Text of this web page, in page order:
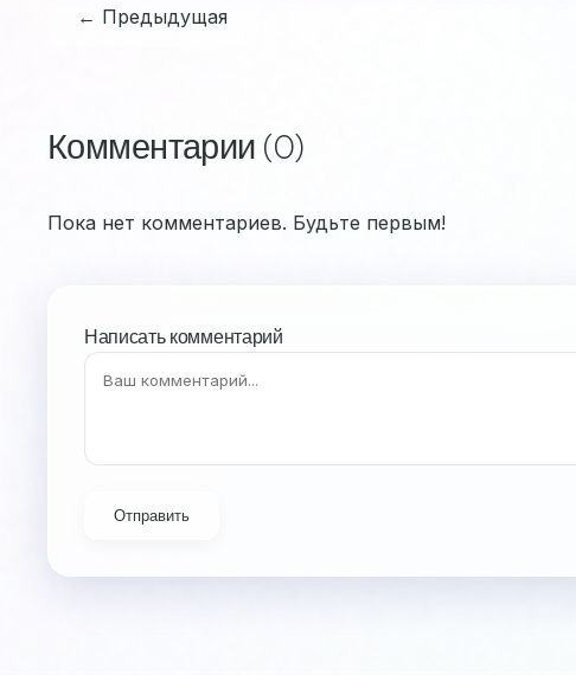
← Предыдущая
Комментарии (0)
Пока нет комментариев. Будьте первым!
Написать комментарий
Отправить